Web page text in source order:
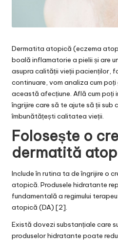
Dermatita atopică (eczema
boală inflamatorie a pielii și are
asupra calității vieții pacienților,
continuare, vom analiza cum
această afecțiune. Află cum poți
îngrijire care să te ajute să ții sub
îmbunătățești calitatea vieții.
Folosește o
dermatită
Include în rutina ta de îngrijire o
atopică. Produsele hidratante
fundamentală a regimului
atopică (DA) [2].
Există dovezi substanțiale care
produselor hidratante poate